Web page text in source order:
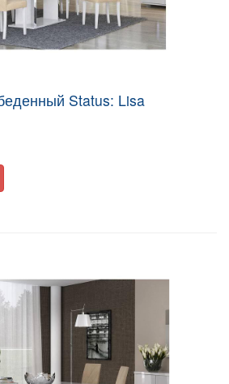
Status: Lisa